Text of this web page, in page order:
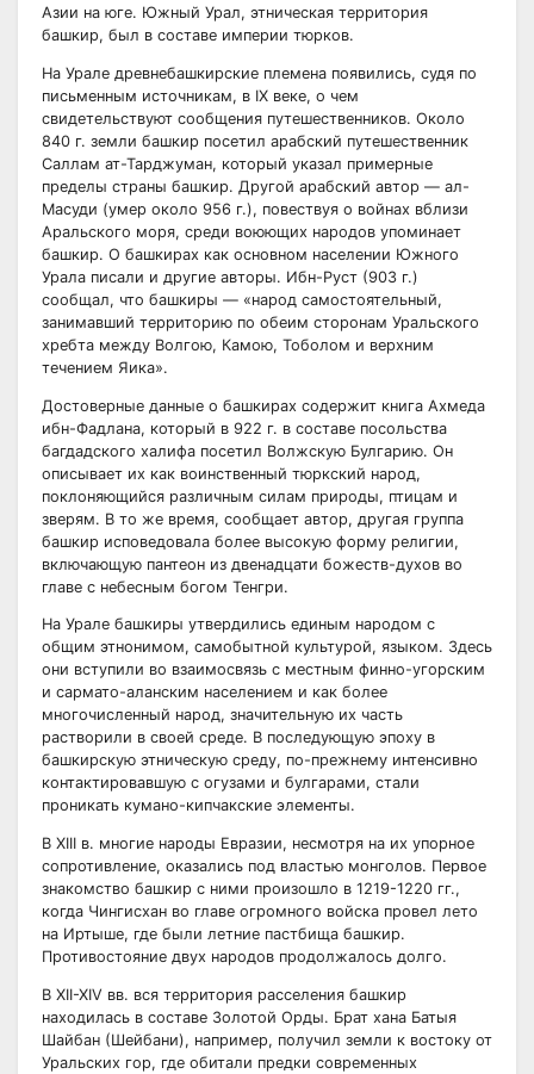
Азии на юге. Южный Урал, этническая территория
башкир, был в составе империи тюрков.
На Урале древнебашкирские племена появились, судя по
письменным источникам, в IX веке, о чем
свидетельствуют сообщения путешественников. Около
840 г. земли башкир посетил арабский путешественник
Саллам ат-Тарджуман, который указал примерные
пределы страны башкир. Другой арабский автор — ал-
Масуди (умер около 956 г.), повествуя о войнах вблизи
Аральского моря, среди воюющих народов упоминает
башкир. О башкирах как основном населении Южного
Урала писали и другие авторы. Ибн-Руст (903 г.)
сообщал, что башкиры — «народ самостоятельный,
занимавший территорию по обеим сторонам Уральского
хребта между Волгою, Камою, Тоболом и верхним
течением Яика».
Достоверные данные о башкирах содержит книга Ахмеда
ибн-Фадлана, который в 922 г. в составе посольства
багдадского халифа посетил Волжскую Булгарию. Он
описывает их как воинственный тюркский народ,
поклоняющийся различным силам природы, птицам и
зверям. В то же время, сообщает автор, другая группа
башкир исповедовала более высокую форму религии,
включающую пантеон из двенадцати божеств-духов во
главе с небесным богом Тенгри.
На Урале башкиры утвердились единым народом с
общим этнонимом, самобытной культурой, языком. Здесь
они вступили во взаимосвязь с местным финно-угорским
и сармато-аланским населением и как более
многочисленный народ, значительную их часть
растворили в своей среде. В последующую эпоху в
башкирскую этническую среду, по-прежнему интенсивно
контактировавшую с огузами и булгарами, стали
проникать кумано-кипчакские элементы.
В XIII в. многие народы Евразии, несмотря на их упорное
сопротивление, оказались под властью монголов. Первое
знакомство башкир с ними произошло в 1219-1220 гг.,
когда Чингисхан во главе огромного войска провел лето
на Иртыше, где были летние пастбища башкир.
Противостояние двух народов продолжалось долго.
В XII-XIV вв. вся территория расселения башкир
находилась в составе Золотой Орды. Брат хана Батыя
Шайбан (Шейбани), например, получил земли к востоку от
Уральских гор, где обитали предки современных